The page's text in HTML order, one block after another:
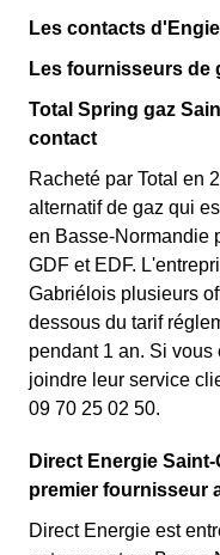
Les contacts
Les fournisseurs de
Total Spring gaz
contact
Racheté par Total en
alternatif de gaz qui
en Basse-Normandie
GDF et EDF.
Gabriélois plusieurs
dessous du tarif
pendant 1 an. Si
joindre leur service
09 70 25 02 50.
Direct Energie
premier fournisseur
Direct Energie est